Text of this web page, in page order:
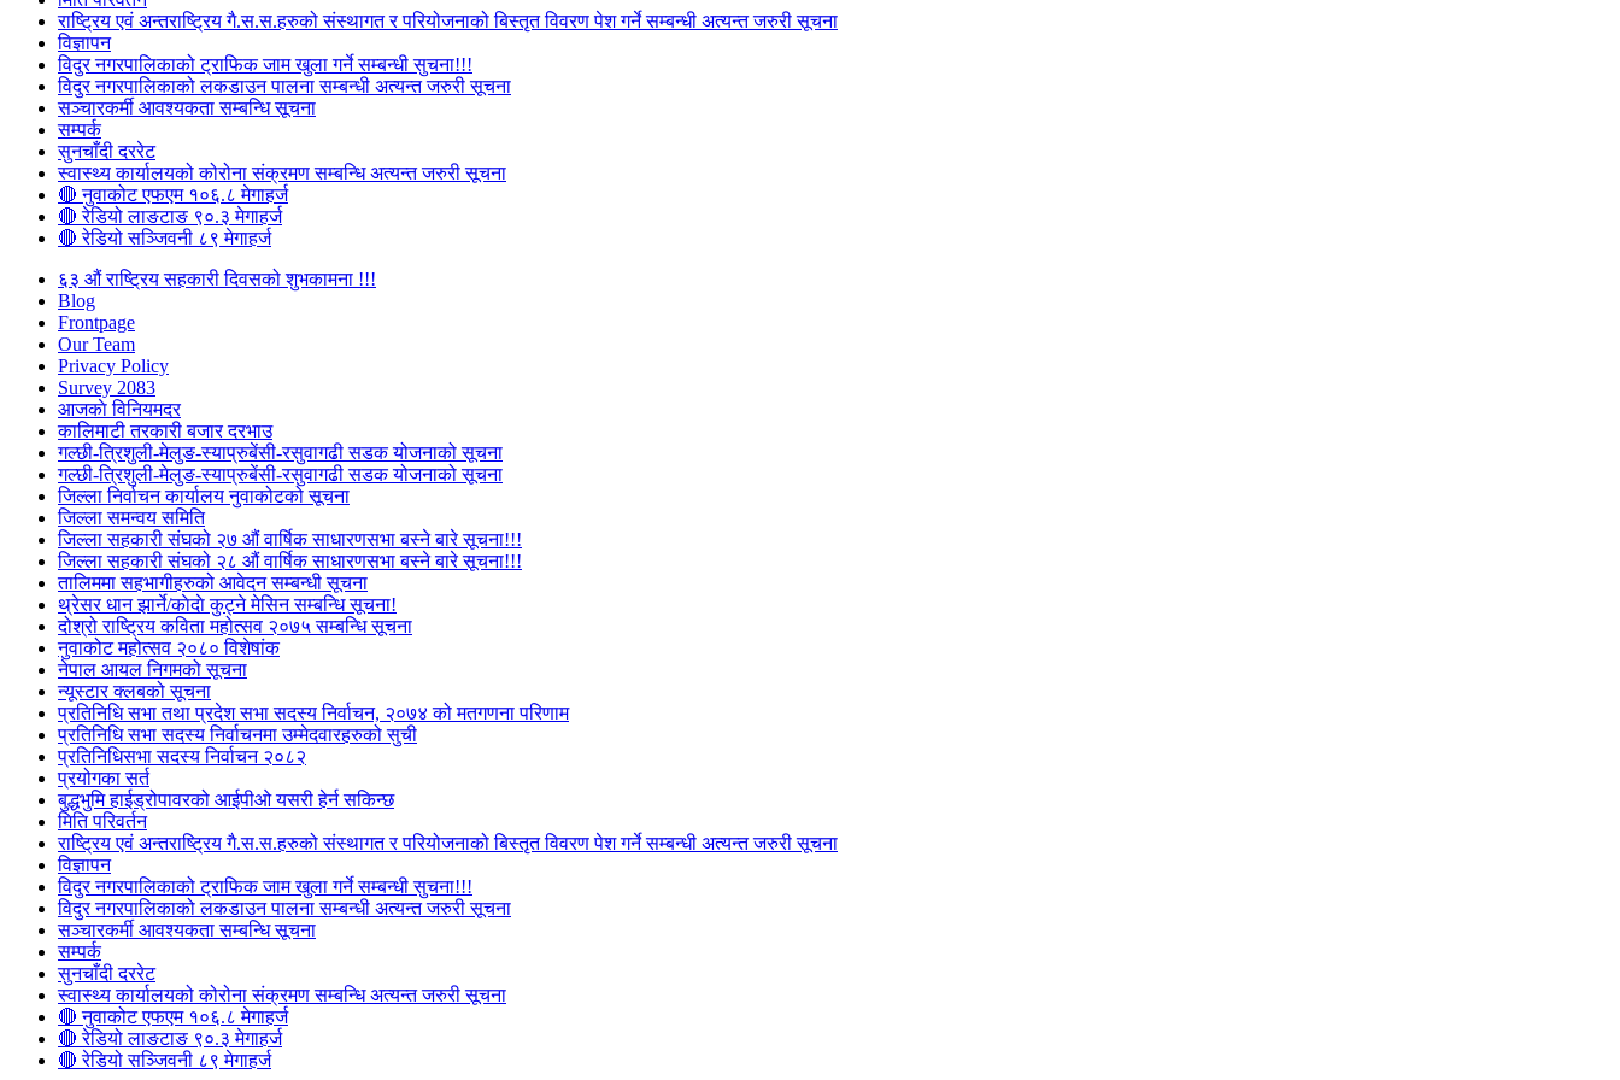
राष्ट्रिय एवं अन्तराष्ट्रिय गै.स.स.हरुको संस्थागत र परियोजनाको बिस्तृत विवरण पेश गर्ने सम्बन्धी अत्यन्त जरुरी सूचना
विज्ञापन
विदुर नगरपालिकाको ट्राफिक जाम खुला गर्ने सम्बन्धी सुचना!!!
विदुर नगरपालिकाको लकडाउन पालना सम्बन्धी अत्यन्त जरुरी सूचना
सञ्चारकर्मी आवश्यकता सम्बन्धि सूचना
सम्पर्क
सुनचाँदी दररेट
स्वास्थ्य कार्यालयको कोरोना संक्रमण सम्बन्धि अत्यन्त जरुरी सूचना
🔴 नुवाकोट एफएम १०६.८ मेगाहर्ज
🔴 रेडियो लाङटाङ ९०.३ मेगाहर्ज
🔴 रेडियो सञ्जिवनी ८९ मेगाहर्ज
६३ औं राष्ट्रिय सहकारी दिवसको शुभकामना !!!
Blog
Frontpage
Our Team
Privacy Policy
Survey 2083
आजकाे विनियमदर
कालिमाटी तरकारी बजार दरभाउ
गल्छी-त्रिशुली-मेलुङ-स्याप्रुबेंसी-रसुवागढी सडक योजनाको सूचना
गल्छी-त्रिशुली-मेलुङ-स्याप्रुबेंसी-रसुवागढी सडक योजनाको सूचना
जिल्ला निर्वाचन कार्यालय नुवाकोटको सूचना
जिल्ला समन्वय समिति
जिल्ला सहकारी संघको २७ औं वार्षिक साधारणसभा बस्ने बारे सूचना!!!
जिल्ला सहकारी संघको २८ औं वार्षिक साधारणसभा बस्ने बारे सूचना!!!
तालिममा सहभागीहरुको आवेदन सम्बन्धी सूचना
थ्रेसर धान झार्ने/काेदाे कुट्ने मेसिन सम्बन्धि सूचना!
दोश्रो राष्ट्रिय कविता महोत्सव २०७५ सम्बन्धि सूचना
नुवाकोट महोत्सव २०८० विशेषांक
नेपाल आयल निगमको सूचना
न्यूस्टार क्लबको सूचना
प्रतिनिधि सभा तथा प्रदेश सभा सदस्य निर्वाचन, २०७४ को मतगणना परिणाम
प्रतिनिधि सभा सदस्य निर्वाचनमा उम्मेदवारहरुको सुची
प्रतिनिधिसभा सदस्य निर्वाचन २०८२
प्रयोगका सर्त
बुद्धभुमि हाईड्रोपावरको आईपीओ यसरी हेर्न सकिन्छ
मिति परिवर्तन
राष्ट्रिय एवं अन्तराष्ट्रिय गै.स.स.हरुको संस्थागत र परियोजनाको बिस्तृत विवरण पेश गर्ने सम्बन्धी अत्यन्त जरुरी सूचना
विज्ञापन
विदुर नगरपालिकाको ट्राफिक जाम खुला गर्ने सम्बन्धी सुचना!!!
विदुर नगरपालिकाको लकडाउन पालना सम्बन्धी अत्यन्त जरुरी सूचना
सञ्चारकर्मी आवश्यकता सम्बन्धि सूचना
सम्पर्क
सुनचाँदी दररेट
स्वास्थ्य कार्यालयको कोरोना संक्रमण सम्बन्धि अत्यन्त जरुरी सूचना
🔴 नुवाकोट एफएम १०६.८ मेगाहर्ज
🔴 रेडियो लाङटाङ ९०.३ मेगाहर्ज
🔴 रेडियो सञ्जिवनी ८९ मेगाहर्ज